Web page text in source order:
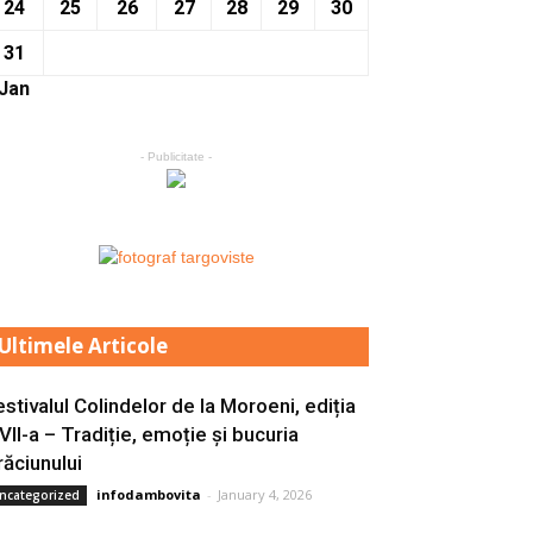
24
25 26 27 28 29
30
31
- Publicitate -
Ultimele Articole
Colindelor de la Moroeni, ediția
a – Tradiție, emoție și bucuria
infodambovita - January 4, 2026